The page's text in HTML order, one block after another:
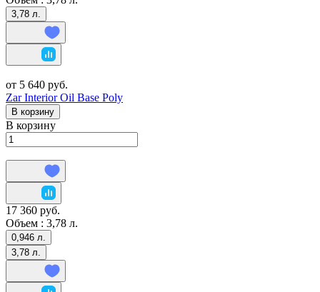
3,78 л.
от 5 640 руб.
Zar Interior Oil Base Poly
В корзину
В корзину
17 360 руб.
Объем : 3,78 л.
0,946 л.
3,78 л.